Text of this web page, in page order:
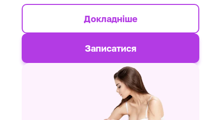
Докладніше
Записатися